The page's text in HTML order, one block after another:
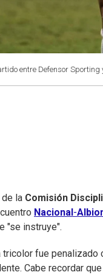
entre Defensor Sporting
de la Comisión
Nacional -
"se instruye".
fue
Cabe recordar